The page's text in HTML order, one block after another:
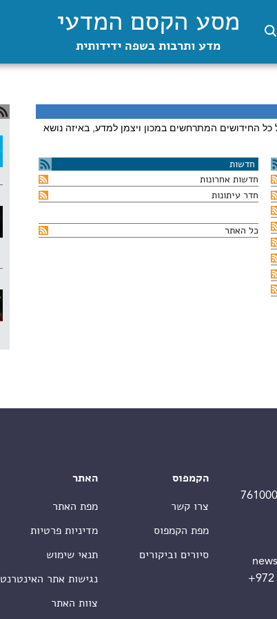
מסע הקסם המדעי
מדע ותרבות בשפה ידידותית
החידושים המתרחשים במכון ויצמן למדע, באיזה נושא
חדשות
חדשות אחרונות
חדר עיתונות
כל האתר
+972
הקמפוס
צרו קשר
מפת הקמפוס
סיורים וביקורים
האתר
מפת האתר
מדיניות פרטיות
תנאי שימוש
נגישות אתר האינטרנט
צוות האתר